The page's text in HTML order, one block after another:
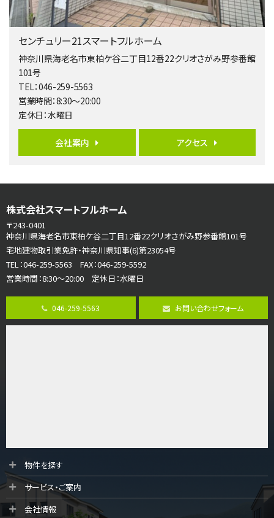
第5位
3,680万円
バ19分・ 歩8分
開放感があり日当たり良好な南西・北西角地区画。 …
第6位
4ＳＬＤＫ
海老名駅
さがみ野駅
歩17分
ご家族が集まるLDKは１７．５帖とゆとりある広さ…
第8位
3,598万円
4ＬＤＫ
長後駅
第10位
3,990万円
古淵駅
センチュリー21スマートフルホーム
神奈川県海老名市東柏ケ谷二丁目12番22クリオさがみ野参番館
101号
TEL：046-259-5563
営業時間：8:30～20:00
定休日：水曜日
会社案内 アクセス
株式会社スマートフルホーム
〒243-0401
神奈川県海老名市東柏ケ谷二丁目12番22クリオさがみ野参番館101号
宅地建物取引業免許・神奈川県知事(6)第23054号
TEL：046-259-5563 FAX：046-259-5592
営業時間：8:30～20:00 定休日：水曜日
046-259-5563 お問い合わせフォーム
物件を探す
サービス・ご案内
会社情報